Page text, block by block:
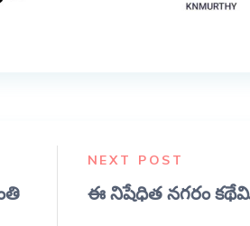
NEXT POST
ఈ నిషేధిత నగరం